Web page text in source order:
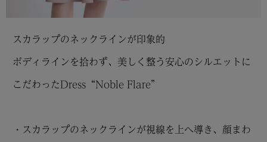
スカラップのネックラインが印象的
ボディラインを拾わず、美しく整う安心のシルエットに
こだわったDress“Noble Flare”
・スカラップのネックラインが視線を上へ導き、顔まわ